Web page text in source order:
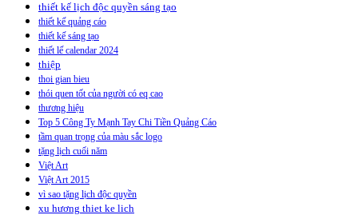
thiết kế lịch độc quyền sáng tạo
thiết kế quảng cáo
thiết kế sáng tạo
thiết lế calendar 2024
thiệp
thoi gian bieu
thói quen tốt của người có eq cao
thương hiệu
Top 5 Công Ty Mạnh Tay Chi Tiền Quảng Cáo
tầm quan trọng của màu sắc logo
tặng lịch cuối năm
Việt Art
Việt Art 2015
vì sao tặng lịch độc quyền
xu hương thiet ke lich